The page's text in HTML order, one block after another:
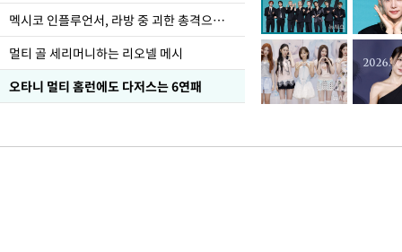
멕시코 인플루언서, 라방 중 괴한 총격으로 사망
멀티 골 세리머니하는 리오넬 메시
오타니 멀티 홈런에도 다저스는 6연패